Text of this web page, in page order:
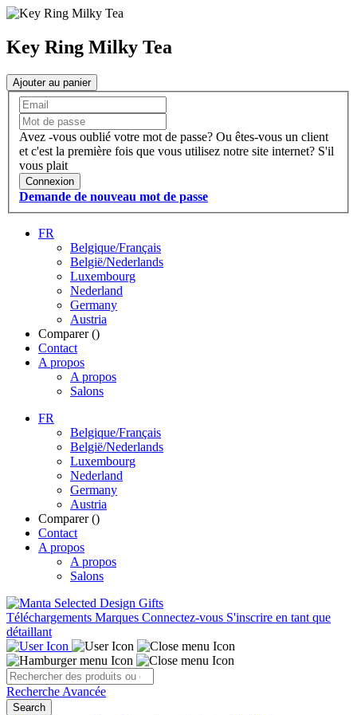
Key Ring Milky Tea
Ajouter au panier
Avez -vous oublié votre mot de passe? Ou êtes-vous un client
et c'est la première fois que vous utilisez notre site internet? S'il
vous plait
Connexion
Demande de nouveau mot de passe
FR
Belgique/Français
België/Nederlands
Luxembourg
Nederland
Germany
Austria
Comparer ()
Contact
A propos
A propos
Salons
FR
Belgique/Français
België/Nederlands
Luxembourg
Nederland
Germany
Austria
Comparer ()
Contact
A propos
A propos
Salons
Téléchargements Marques Connectez-vous S'inscrire en tant que
détaillant
Recherche Avancée
Search